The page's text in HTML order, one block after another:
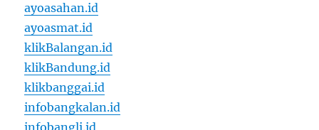
ayoasahan.id
ayoasmat.id
klikBalangan.id
klikBandung.id
klikbanggai.id
infobangkalan.id
infobangli.id